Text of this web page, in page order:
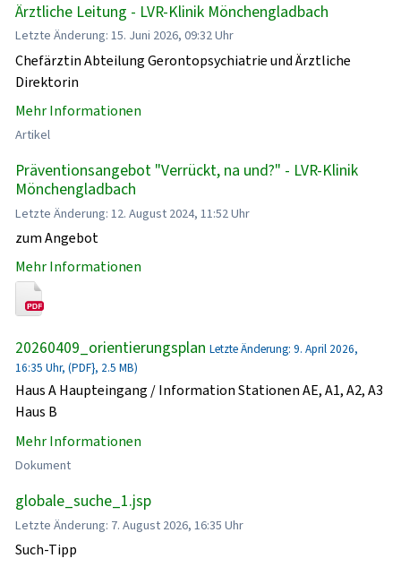
Ärztliche Leitung - LVR-Klinik Mönchengladbach
Letzte Änderung: 15. Juni 2026, 09:32 Uhr
Chefärztin Abteilung Gerontopsychiatrie und Ärztliche
Direktorin
Mehr Informationen
Artikel
Präventionsangebot "Verrückt, na und?" - LVR-Klinik
Mönchengladbach
Letzte Änderung: 12. August 2024, 11:52 Uhr
zum Angebot
Mehr Informationen
20260409_orientierungsplan Letzte Änderung: 9. April 2026,
16:35 Uhr, (PDF}, 2.5 MB)
Haus A Haupteingang / Information Stationen AE, A1, A2, A3
Haus B
Mehr Informationen
Dokument
globale_suche_1.jsp
Letzte Änderung: 7. August 2026, 16:35 Uhr
Such-Tipp